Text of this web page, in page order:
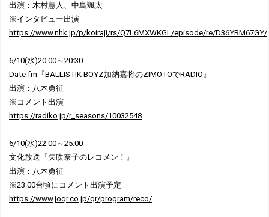
出演：木村慧人、中島颯太
※インタビュー出演
https://www.nhk.jp/p/koiraji/rs/Q7L6MXWKGL/episode/re/D36YRM67GY/
6/10(水)20:00～20:30
Date fm『BALLISTIK BOYZ加納嘉将のZIMOTOでRADIO』
出演：八木勇征
※コメント出演
https://radiko.jp/r_seasons/10032548
6/10(水)22:00～25:00
文化放送『矢吹奈子のレコメン！』
出演：八木勇征
※23:00台頃にコメント出演予定
https://www.joqr.co.jp/qr/program/reco/